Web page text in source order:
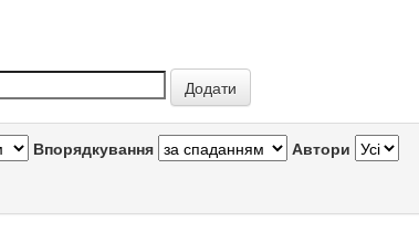
Впорядкування Автори